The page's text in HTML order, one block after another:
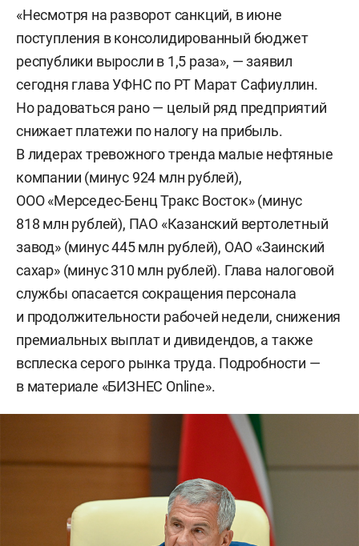
«Несмотря на разворот санкций, в июне
поступления в консолидированный бюджет
республики выросли в 1,5 раза», — заявил
сегодня глава УФНС по РТ Марат Сафиуллин.
Но радоваться рано — целый ряд предприятий
снижает платежи по налогу на прибыль.
В лидерах тревожного тренда малые нефтяные
компании (минус 924 млн рублей),
ООО «Мерседес-Бенц Тракс Восток» (минус
818 млн рублей), ПАО «Казанский вертолетный
завод» (минус 445 млн рублей), ОАО «Заинский
сахар» (минус 310 млн рублей). Глава налоговой
службы опасается сокращения персонала
и продолжительности рабочей недели, снижения
премиальных выплат и дивидендов, а также
всплеска серого рынка труда. Подробности —
в материале «БИЗНЕС Online».